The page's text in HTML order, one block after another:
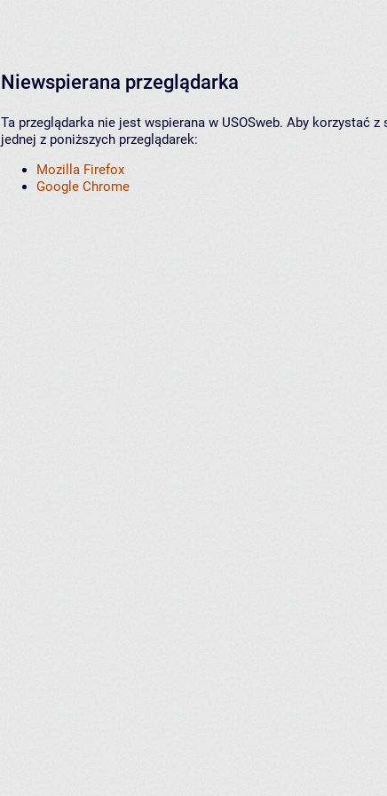
Niewspierana przeglądarka
Ta przeglądarka nie jest wspierana w USOSweb. Aby korzystać
jednej z poniższych przeglądarek:
Mozilla Firefox
Google Chrome